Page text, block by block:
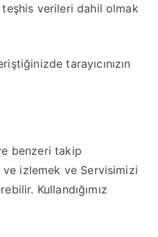
teşhis verileri dahil olmak
tarayıcınızın
benzeri takip
izlemek ve Servisimizi
Kullandığımız